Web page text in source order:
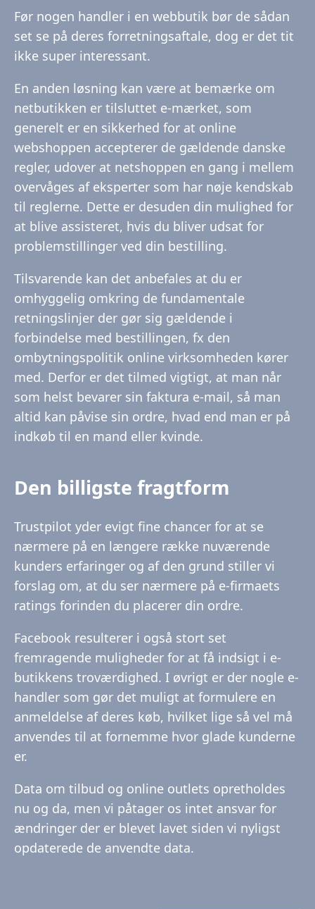
Før nogen handler i en webbutik bør de sådan
set se på deres forretningsaftale, dog er det tit
ikke super interessant.
En anden løsning kan være at bemærke om
netbutikken er tilsluttet e-mærket, som
generelt er en sikkerhed for at online
webshoppen accepterer de gældende danske
regler, udover at netshoppen en gang i mellem
overvåges af eksperter som har nøje kendskab
til reglerne. Dette er desuden din mulighed for
at blive assisteret, hvis du bliver udsat for
problemstillinger ved din bestilling.
Tilsvarende kan det anbefales at du er
omhyggelig omkring de fundamentale
retningslinjer der gør sig gældende i
forbindelse med bestillingen, fx den
ombytningspolitik online virksomheden kører
med. Derfor er det tilmed vigtigt, at man når
som helst bevarer sin faktura e-mail, så man
altid kan påvise sin ordre, hvad end man er på
indkøb til en mand eller kvinde.
Den billigste fragtform
Trustpilot yder evigt fine chancer for at se
nærmere på en længere række nuværende
kunders erfaringer og af den grund stiller vi
forslag om, at du ser nærmere på e-firmaets
ratings forinden du placerer din ordre.
Facebook resulterer i også stort set
fremragende muligheder for at få indsigt i e-
butikkens troværdighed. I øvrigt er der nogle e-
handler som gør det muligt at formulere en
anmeldelse af deres køb, hvilket lige så vel må
anvendes til at fornemme hvor glade kunderne
er.
Data om tilbud og online outlets opretholdes
nu og da, men vi påtager os intet ansvar for
ændringer der er blevet lavet siden vi nyligst
opdaterede de anvendte data.